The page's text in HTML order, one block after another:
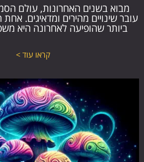
מבוא בשנים האחרונות, עולם
עובר שינויים מהירים ומדאיגים.
ביותר שהופיעה לאחרונה היא
קראו עוד >